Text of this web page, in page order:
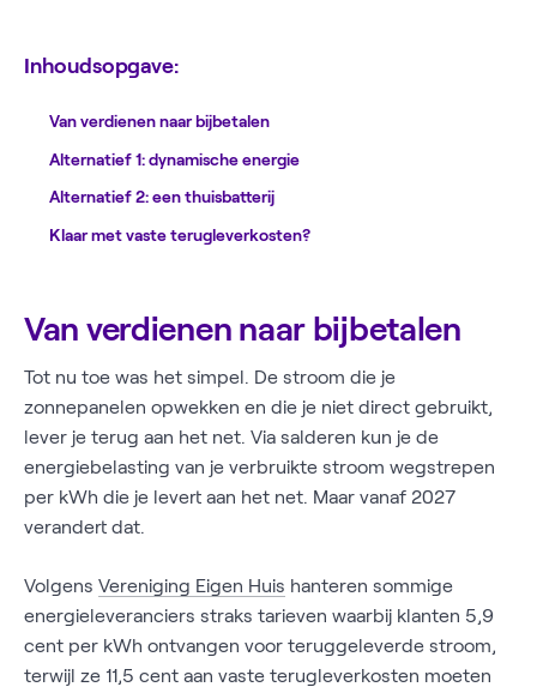
Inhoudsopgave:
Van verdienen naar bijbetalen
Alternatief 1: dynamische energie
Alternatief 2: een thuisbatterij
Klaar met vaste terugleverkosten?
Van verdienen naar bijbetalen
Tot nu toe was het simpel. De stroom die je
zonnepanelen opwekken en die je niet direct gebruikt,
lever je terug aan het net. Via salderen kun je de
energiebelasting van je verbruikte stroom wegstrepen
per kWh die je levert aan het net. Maar vanaf 2027
verandert dat.
Volgens Vereniging Eigen Huis hanteren sommige
energieleveranciers straks tarieven waarbij klanten 5,9
cent per kWh ontvangen voor teruggeleverde stroom,
terwijl ze 11,5 cent aan vaste terugleverkosten moeten